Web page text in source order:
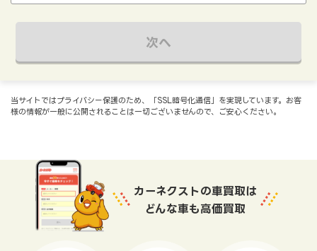
次へ
当サイトではプライバシー保護のため、「SSL暗号化通信」を実現しています。お客
様の情報が一般に公開されることは一切ございませんので、ご安心ください。
カーネクストの車買取は
どんな車も高価買取